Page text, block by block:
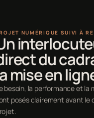
NUMÉRIQUE SUIVI À
du
mise en
besoin, la performance et la
posés clairement avant le